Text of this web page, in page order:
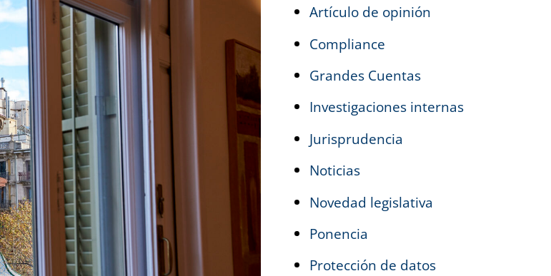
Artículo de opinión
Compliance
Grandes Cuentas
Investigaciones internas
Jurisprudencia
Noticias
Novedad legislativa
Ponencia
Protección de datos